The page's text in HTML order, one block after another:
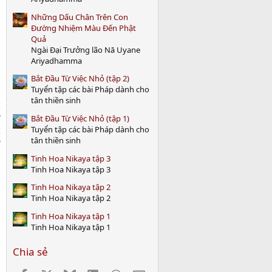
Những Dấu Chân Trên Con
Đường Nhiệm Màu Đến Phật
Quả
Ngài Đại Trưởng lão Nā Uyane
Ariyadhamma
Bắt Đầu Từ Việc Nhỏ (tập 2)
Tuyển tập các bài Pháp dành cho
tân thiền sinh
Bắt Đầu Từ Việc Nhỏ (tập 1)
Tuyển tập các bài Pháp dành cho
tân thiền sinh
Tinh Hoa Nikaya tập 3
Tinh Hoa Nikaya tập 3
Tinh Hoa Nikaya tập 2
Tinh Hoa Nikaya tập 2
Tinh Hoa Nikaya tập 1
Tinh Hoa Nikaya tập 1
Chia sẻ